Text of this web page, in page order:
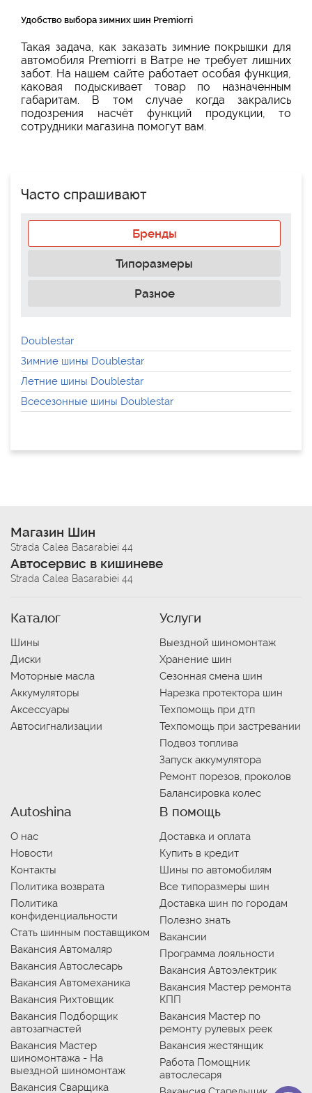
Удобство выбора зимних шин Premiorri
Такая задача, как заказать зимние покрышки для
автомобиля Premiorri в Ватре не требует лишних
забот. На нашем сайте работает особая функция,
каковая подыскивает товар по назначенным
габаритам. В том случае когда закрались
подозрения насчёт функций продукции, то
сотрудники магазина помогут вам.
Часто спрашивают
Бренды
Типоразмеры
Разное
Doublestar
Зимние шины Doublestar
Летние шины Doublestar
Всесезонные шины Doublestar
Магазин Шин
Strada Calea Basarabiei 44
Автосервис в кишиневе
Strada Calea Basarabiei 44
Каталог
Шины
Диски
Моторные масла
Аккумуляторы
Аксессуары
Автосигнализации
Услуги
Выездной шиномонтаж
Хранение шин
Сезонная смена шин
Нарезка протектора шин
Техпомощь при дтп
Техпомощь при застревании
Подвоз топлива
Запуск аккумулятора
Ремонт порезов, проколов
Балансировка колес
Autoshina
О нас
Новости
Контакты
Политика возврата
Политика
конфиденциальности
Стать шинным поставщиком
Вакансия Автомаляр
Вакансия Автослесарь
Вакансия Автомеханика
Вакансия Рихтовщик
Вакансия Подборщик
автозапчастей
Вакансия Мастер
шиномонтажа - На
выездной шиномонтаж
Вакансия Сварщика
В помощь
Доставка и оплата
Купить в кредит
Шины по автомобилям
Все типоразмеры шин
Доставка шин по городам
Полезно знать
Вакансии
Программа лояльности
Вакансия Автоэлектрик
Вакансия Мастер ремонта
КПП
Вакансия Мастер по
ремонту рулевых реек
Вакансия жестянщик
Работа Помощник
автослесаря